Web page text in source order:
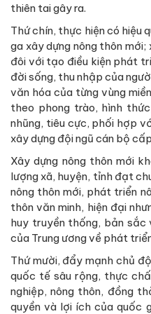
thiên tai gây ra.
Thứ chín, thực hiện có hiệu
ga xây dựng nông thôn
đôi với tạo điều kiện phát
đời sống, thu nhập của
văn hóa của từng vùng
theo phong trào, hình
nhũng, tiêu cực, phối hợp
xây dựng đội ngũ cán bộ
Xây dựng nông thôn mới
lượng xã, huyện, tỉnh đạt
nông thôn mới, phát triển
thôn văn minh, hiện đại
huy truyền thống, bản sắc
của Trung ương về phát
Thứ mười, đẩy mạnh chủ
quốc tế sâu rộng, thực
nghiệp, nông thôn, đồng
quyền và lợi ích của quốc